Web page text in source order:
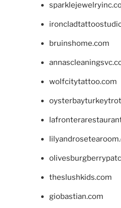
bruinshome.com
wolfcitytattoo.com
theslushkids.com
giobastian.com